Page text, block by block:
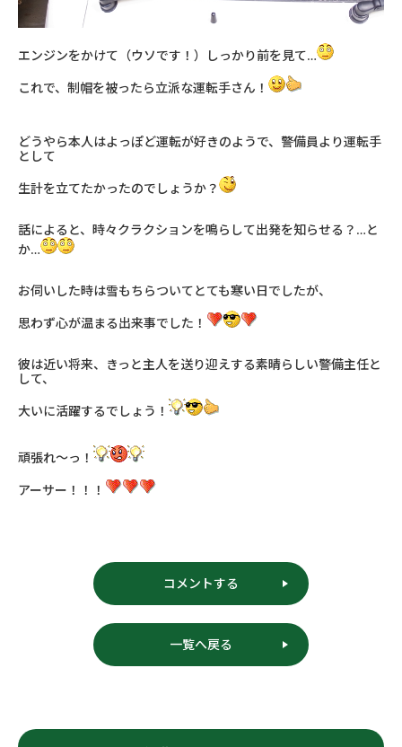
エンジンをかけて（ウソです！）しっかり前を見て…
これで、制帽を被ったら立派な運転手さん！
どうやら本人はよっぽど運転が好きのようで、警備員より運転手
として
生計を立てたかったのでしょうか？
話によると、時々クラクションを鳴らして出発を知らせる？…と
か…
お伺いした時は雪もちらついてとても寒い日でしたが、
思わず心が温まる出来事でした！
彼は近い将来、きっと主人を送り迎えする素晴らしい警備主任と
して、
大いに活躍するでしょう！
頑張れ～っ！
アーサー！！！
コメントする
一覧へ戻る